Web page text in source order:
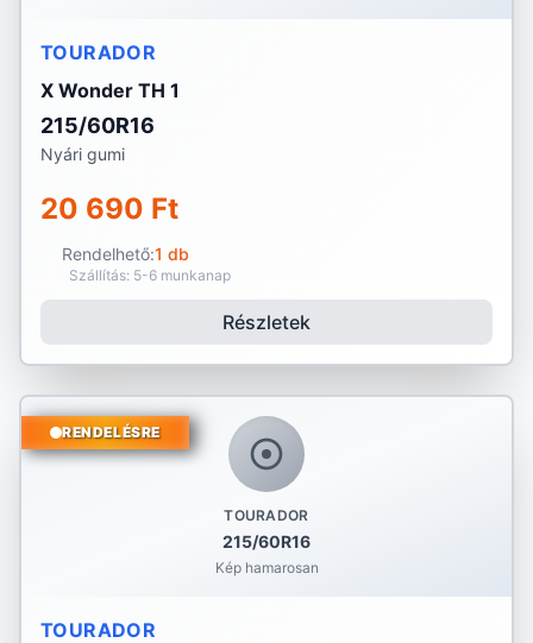
TOURADOR
X Wonder TH 1
215/60R16
Nyári gumi
20 690 Ft
Rendelhető:1 db
Szállítás: 5-6 munkanap
Részletek
TOURADOR
215/60R16
Kép hamarosan
RENDELÉSRE
TOURADOR